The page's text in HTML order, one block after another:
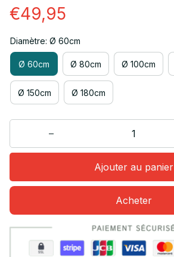
€49,95
Diamètre: Ø 60cm
Ø 60cm Ø 80cm Ø 100cm
Ø 150cm Ø 180cm
Ajouter au panier
Acheter